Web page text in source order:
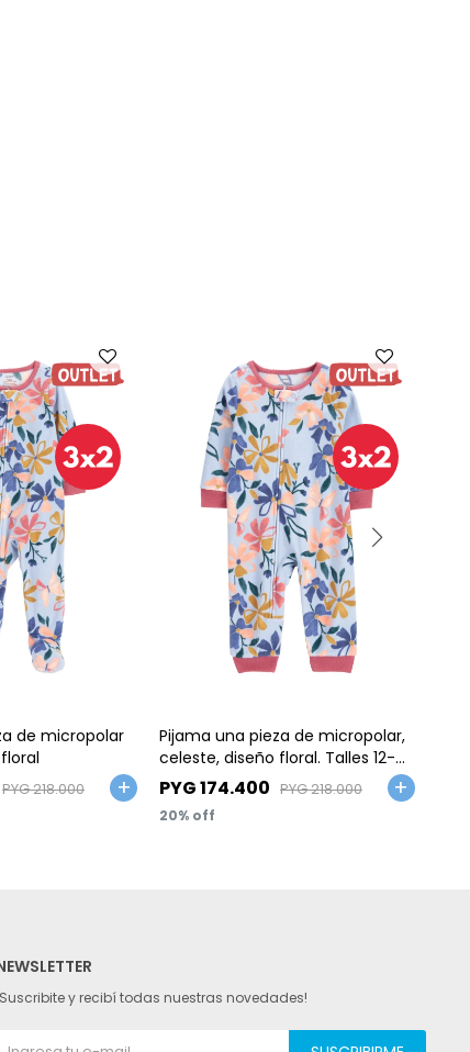
de micropolar
PYG218.000
Pijama una pieza de micropolar,
celeste, diseño floral. Talles 12-
24M
PYG174.400 PYG218.000
20
y recibí todas nuestras novedades!